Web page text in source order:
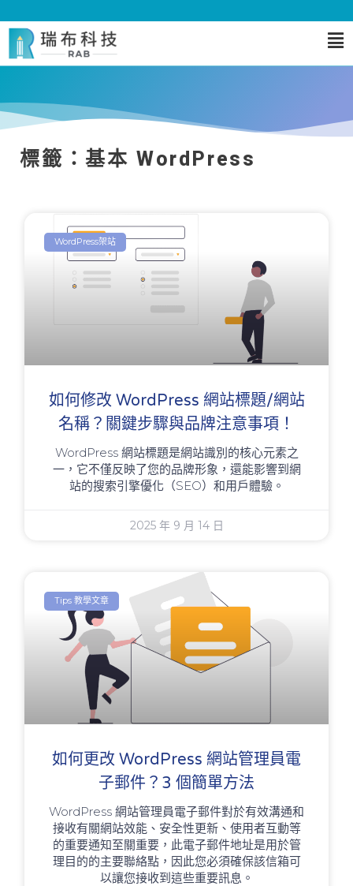
標籤：基本 WordPress
WordPress架站
如何修改 WordPress 網站標題/網站
名稱？關鍵步驟與品牌注意事項！
WordPress 網站標題是網站識別的核心元素之
一，它不僅反映了您的品牌形象，還能影響到網
站的搜索引擎優化（SEO）和用戶體驗。
2025 年 9 月 14 日
Tips 教學文章
如何更改 WordPress 網站管理員電
子郵件？3 個簡單方法
WordPress 網站管理員電子郵件對於有效溝通和
接收有關網站效能、安全性更新、使用者互動等
的重要通知至關重要，此電子郵件地址是用於管
理目的的主要聯絡點，因此您必須確保該信箱可
以讓您接收到這些重要訊息。